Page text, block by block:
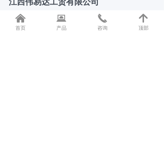
江西伟易达工贸有限公司
销售热线：13970477771
电子邮箱：41349920@qq.com
낀
首页
뀵
产品
끅
咨询
녕
顶部